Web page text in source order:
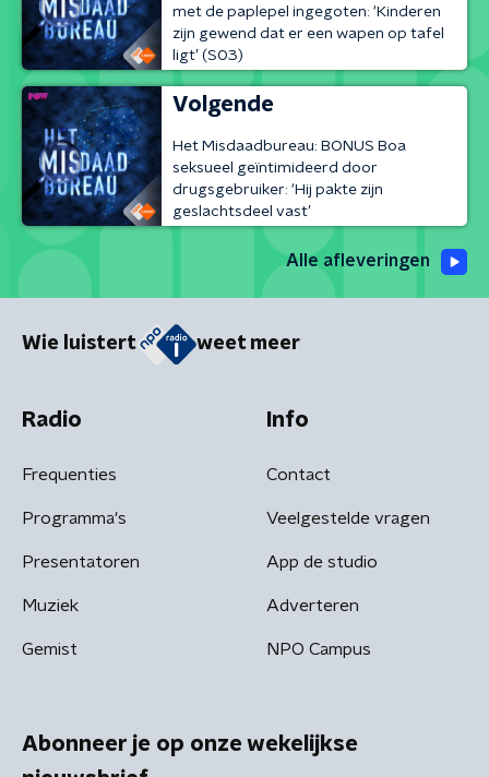
met de paplepel ingegoten: ‘Kinderen
zijn gewend dat er een wapen op tafel
ligt’ (S03)
Volgende
Het Misdaadbureau: BONUS Boa
seksueel geïntimideerd door
drugsgebruiker: ‘Hij pakte zijn
geslachtsdeel vast’
Alle afleveringen
Wie luistert weet meer
Radio
Frequenties
Programma's
Presentatoren
Muziek
Gemist
Info
Contact
Veelgestelde vragen
App de studio
Adverteren
NPO Campus
Abonneer je op onze wekelijkse